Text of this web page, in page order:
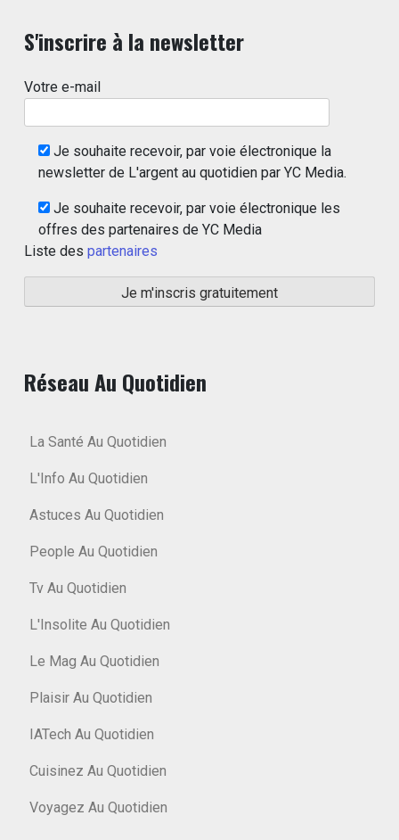
S'inscrire à la newsletter
Votre e-mail
Je souhaite recevoir, par voie électronique la
newsletter de L'argent au quotidien par YC Media.
Je souhaite recevoir, par voie électronique les
offres des partenaires de YC Media
Liste des partenaires
Réseau Au Quotidien
La Santé Au Quotidien
L'Info Au Quotidien
Astuces Au Quotidien
People Au Quotidien
Tv Au Quotidien
L'Insolite Au Quotidien
Le Mag Au Quotidien
Plaisir Au Quotidien
IATech Au Quotidien
Cuisinez Au Quotidien
Voyagez Au Quotidien